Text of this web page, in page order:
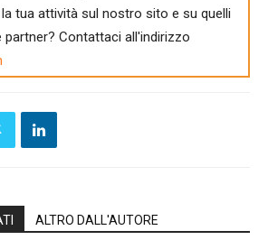
tua attività sul nostro sito e su quelli
Contattaci all'indirizzo
ALTRO DALL'AUTORE